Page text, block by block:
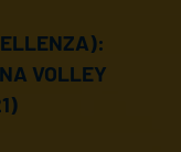
VOLLEY